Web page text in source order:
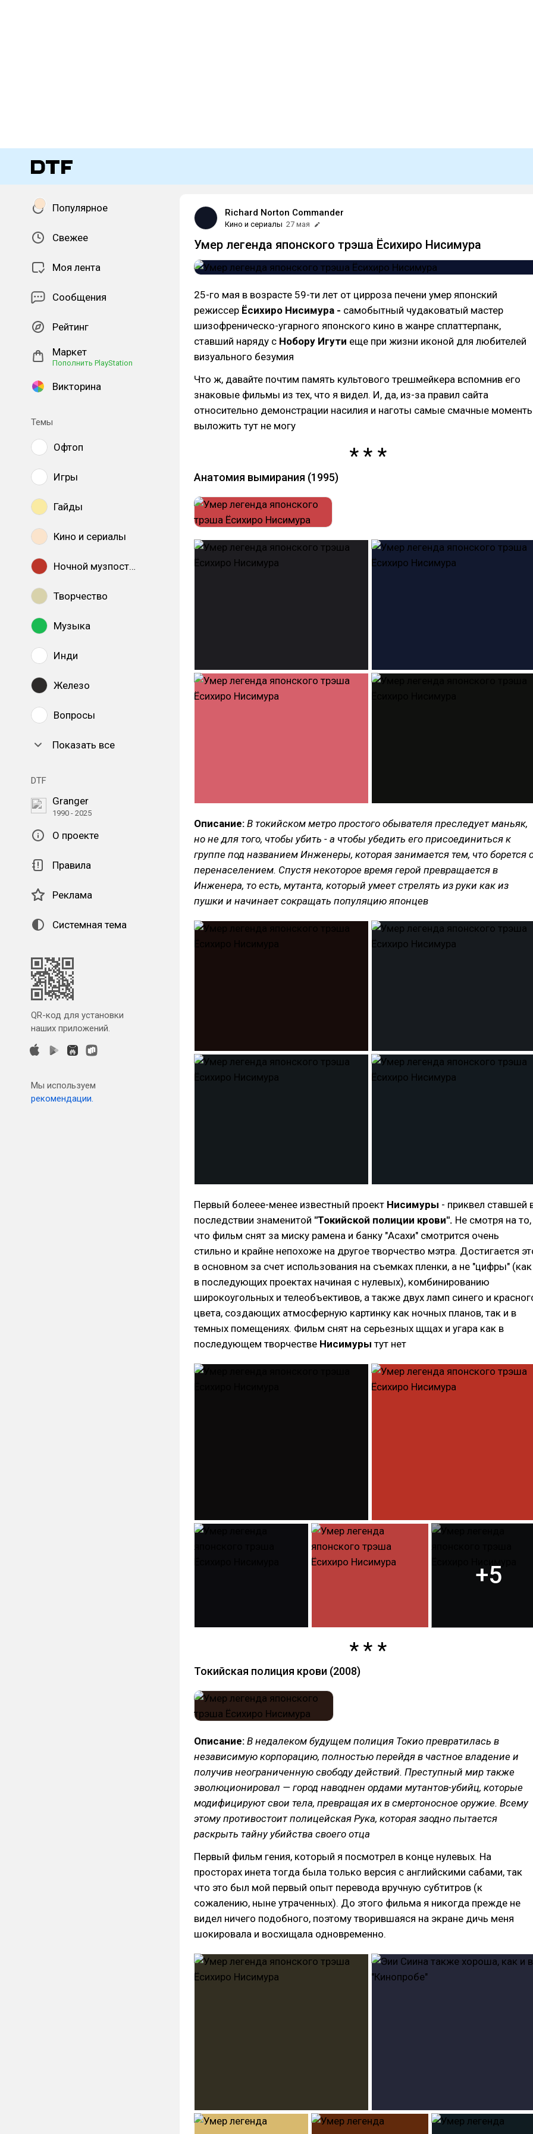
Популярное
Свежее
Моя лента
Сообщения
Рейтинг
Маркет
Пополнить PlayStation
Викторина
Темы
Офтоп
Игры
Гайды
Кино и сериалы
Ночной музпостинг
Творчество
Музыка
Инди
Железо
Вопросы
Показать все
DTF
Granger
1990 - 2025
О проекте
Правила
Реклама
Системная тема
QR-код для установки
наших приложений.
Мы используем
рекомендации.
Richard Norton Commander
Кино и сериалы 27 мая
Умер легенда японского трэша Ёсихиро Нисимура
25-го мая в возрасте 59-ти лет от цирроза печени умер японский
режиссер Ёсихиро Нисимура - самобытный чудаковатый мастер
шизофреническо-угарного японского кино в жанре сплаттерпанк,
ставший наряду с Нобору Игути еще при жизни иконой для любителей
визуального безумия
Что ж, давайте почтим память культового трешмейкера вспомнив его
знаковые фильмы из тех, что я видел. И, да, из-за правил сайта
относительно демонстрации насилия и наготы самые смачные
выложить тут не могу
Анатомия вымирания (1995)
Описание: В токийском метро простого обывателя преследует маньяк,
но не для того, чтобы убить - а чтобы убедить его присоединиться к
группе под названием Инженеры, которая занимается тем, что борется
перенаселением. Спустя некоторое время герой превращается в
Инженера, то есть, мутанта, который умеет стрелять из руки как из
пушки и начинает сокращать популяцию японцев
Первый болеее-менее известный проект Нисимуры - приквел ставшей
последствии знаменитой "Токийской полиции крови". Не смотря на то,
что фильм снят за миску рамена и банку "Асахи" смотрится очень
стильно и крайне непохоже на другое творчество мэтра. Достигается
в основном за счет использования на съемках пленки, а не "цифры" (как
в последующих проектах начиная с нулевых), комбинированию
широкоугольных и телеобъективов, а также двух ламп синего и
цвета, создающих атмосферную картинку как ночных планов, так и в
темных помещениях. Фильм снят на серьезных щщах и угара как в
последующем творчестве Нисимуры тут нет
+5
Токийская полиция крови (2008)
Описание: В недалеком будущем полиция Токио превратилась в
независимую корпорацию, полностью перейдя в частное владение и
получив неограниченную свободу действий. Преступный мир также
эволюционировал — город наводнен ордами мутантов-убийц, которые
модифицируют свои тела, превращая их в смертоносное оружие. Всему
этому противостоит полицейская Рука, которая заодно пытается
раскрыть тайну убийства своего отца
Первый фильм гения, который я посмотрел в конце нулевых. На
просторах инета тогда была только версия с английскими сабами, так
что это был мой первый опыт перевода вручную субтитров (к
сожалению, ныне утраченных). До этого фильма я никогда прежде не
видел ничего подобного, поэтому творившаяся на экране дичь меня
шокировала и восхищала одновременно.